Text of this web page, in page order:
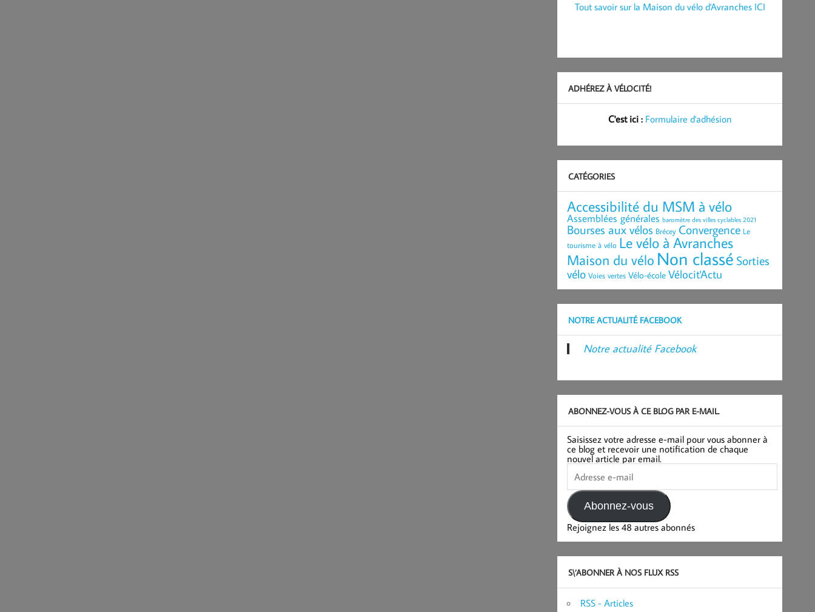
Tout savoir sur la Maison du vélo d'Avranches ICI
ADHÉREZ À VÉLOCITÉ!
C'est ici : Formulaire d'adhésion
CATÉGORIES
Accessibilité du MSM à vélo
Assemblées générales baromètre des villes cyclables 2021
Bourses aux vélos Brécey Convergence Le
tourisme à vélo Le vélo à Avranches
Maison du vélo Non classé Sorties
vélo Voies vertes Vélo-école Vélocit'Actu
NOTRE ACTUALITÉ FACEBOOK
Notre actualité Facebook
ABONNEZ-VOUS À CE BLOG PAR E-MAIL.
Saisissez votre adresse e-mail pour vous abonner à
ce blog et recevoir une notification de chaque
nouvel article par email.
Adresse
e-
mail
Abonnez-vous
Rejoignez les 48 autres abonnés
S\’ABONNER À NOS FLUX RSS
RSS - Articles